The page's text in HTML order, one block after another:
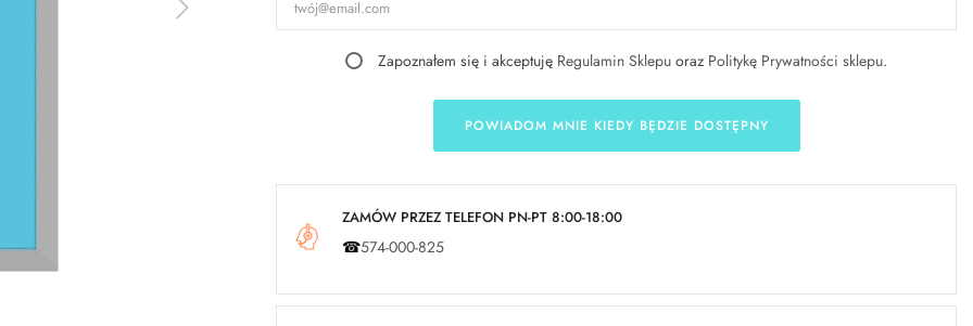
Zapoznałem się i akceptuję Regulamin Sklepu oraz Politykę Prywatności sklepu.
POWIADOM MNIE KIEDY BĘDZIE DOSTĘPNY
ZAMÓW PRZEZ TELEFON PN-PT 8:00-18:00
☎574-000-825